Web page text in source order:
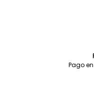
Pago